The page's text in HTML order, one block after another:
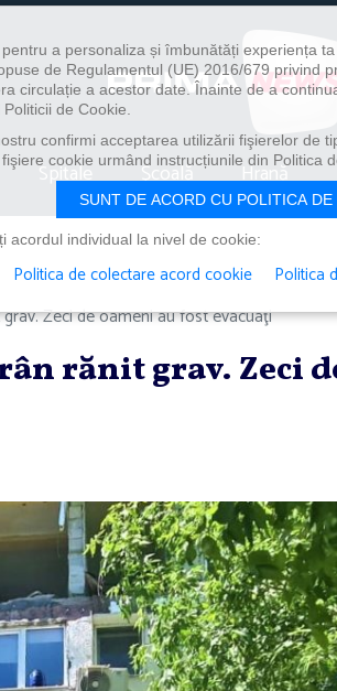
Spitale Școală Hrană
Zeci de oameni au fost evacuaţi
rănit grav. Zeci
a personaliza și îmbunătăți experiența
de Regulamentul (UE) 2016/679 privind
circulație a acestor date. Înainte de a
de Cookie.
confirmi acceptarea utilizării fişierelor de
cookie urmând instrucțiunile din Politica
SUNT DE ACORD CU POLITICA DE
acordul individual la nivel de cookie:
Politica de colectare acord cookie Politica